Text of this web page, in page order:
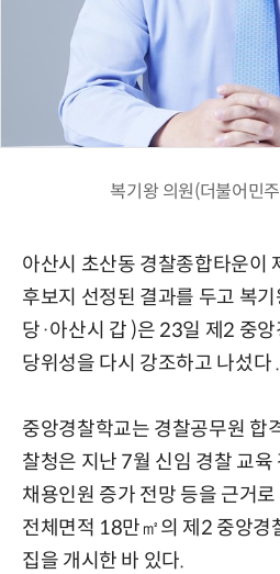
복기왕 의원(더불어민
아산시 초산동 경찰종합타운이
후보지 선정된 결과를 두고 복
당·아산시 갑 )은 23일 제2 중
당위성을 다시 강조하고 나섰다 .
중앙경찰학교는 경찰공무원 합
찰청은 지난 7월 신임 경찰 교
채용인원 증가 전망 등을 근거
전체면적 18만㎡의 제2 중앙경
집을 개시한 바 있다.